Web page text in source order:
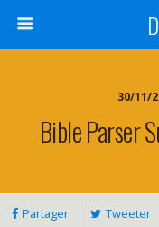
30/11/
Bible Parser
Partager Tweeter